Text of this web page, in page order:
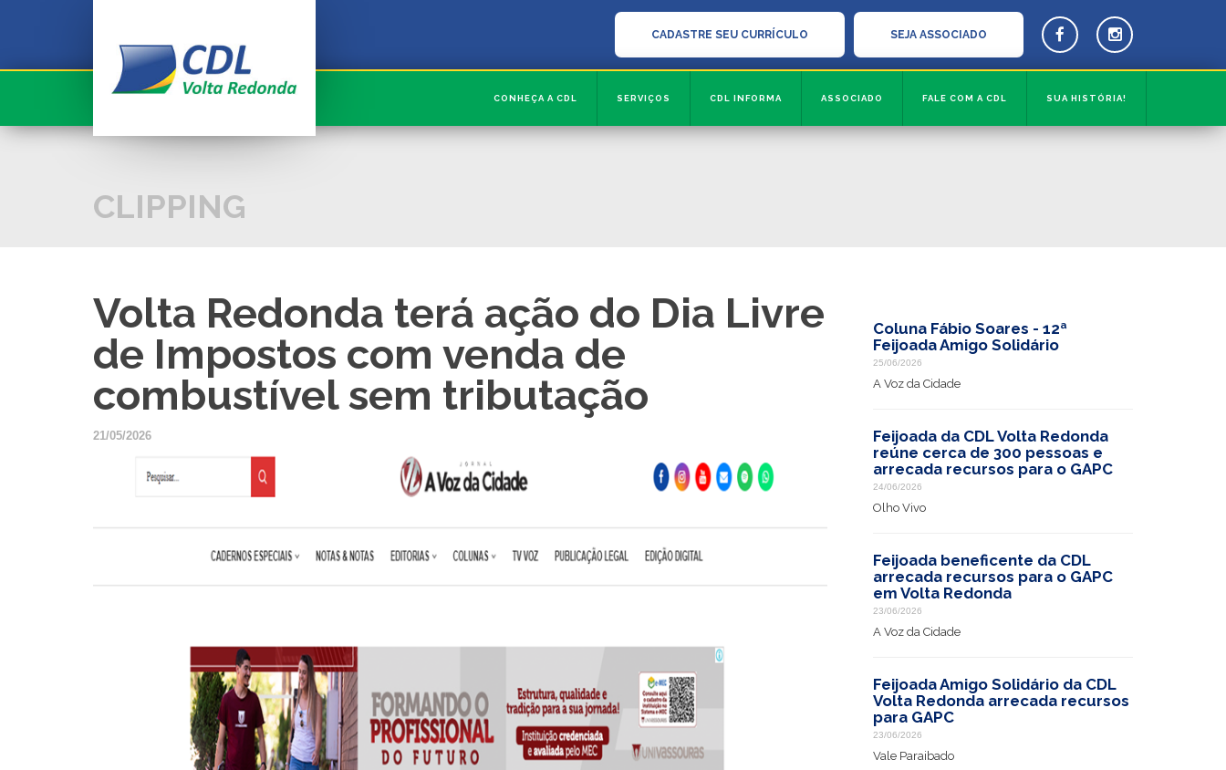
SEJA ASSOCIADO
CADASTRE SEU CURRÍCULO
Seja Associado
Cadastre seu Currículo
CONHEÇA A CDL SERVIÇOS CDL INFORMA ASSOCIADO FALE COM A CDL SUA HISTÓRIA!
CLIPPING
Volta Redonda terá ação do Dia Livre
de Impostos com venda de
combustível sem tributação
21/05/2026
Coluna Fábio Soares - 12ª
Feijoada Amigo Solidário
25/06/2026
A Voz da Cidade
Feijoada da CDL Volta Redonda
reúne cerca de 300 pessoas e
arrecada recursos para o GAPC
24/06/2026
Olho Vivo
Feijoada beneficente da CDL
arrecada recursos para o GAPC
em Volta Redonda
23/06/2026
A Voz da Cidade
Feijoada Amigo Solidário da CDL
Volta Redonda arrecada recursos
para GAPC
23/06/2026
Vale Paraibado